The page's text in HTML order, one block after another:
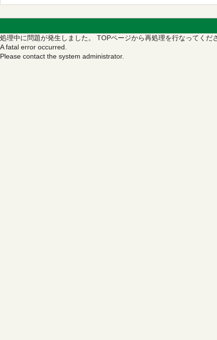
処理中に問題が発生しました。 TOPページから再処理を行なってくだ
A fatal error occurred.
Please contact the system administrator.